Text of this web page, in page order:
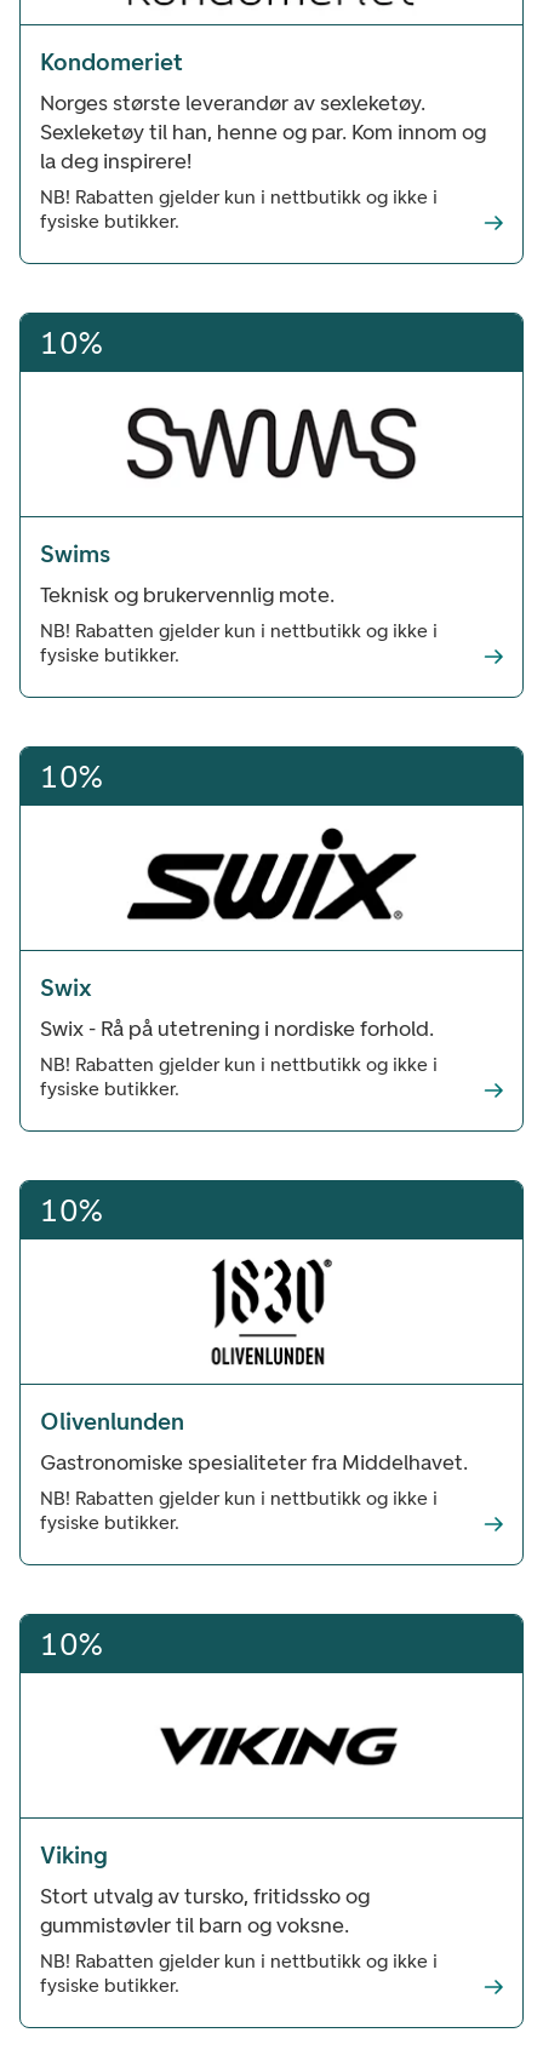
Kondomeriet
Norges største leverandør av sexleketøy.
Sexleketøy til han, henne og par. Kom innom og
la deg inspirere!
NB! Rabatten gjelder kun i nettbutikk og ikke i
fysiske butikker.
10%
Swims
Teknisk og brukervennlig mote.
NB! Rabatten gjelder kun i nettbutikk og ikke i
fysiske butikker.
10%
Swix
Swix - Rå på utetrening i nordiske forhold.
NB! Rabatten gjelder kun i nettbutikk og ikke i
fysiske butikker.
10%
Olivenlunden
Gastronomiske spesialiteter fra Middelhavet.
NB! Rabatten gjelder kun i nettbutikk og ikke i
fysiske butikker.
10%
Viking
Stort utvalg av tursko, fritidssko og
gummistøvler til barn og voksne.
NB! Rabatten gjelder kun i nettbutikk og ikke i
fysiske butikker.